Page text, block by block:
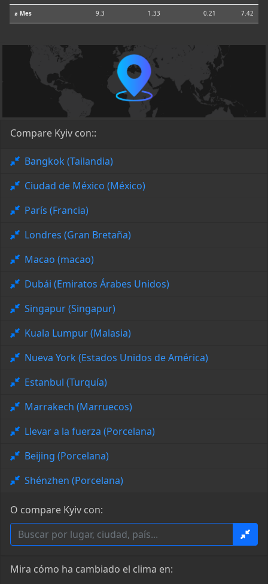
⌀ Mes 9.3 1.33 0.21 7.42
Compare Kyiv con::
Bangkok (Tailandia)
Ciudad de México (México)
París (Francia)
Londres (Gran Bretaña)
Macao (macao)
Dubái (Emiratos Árabes Unidos)
Singapur (Singapur)
Kuala Lumpur (Malasia)
Nueva York (Estados Unidos de América)
Estanbul (Turquía)
Marrakech (Marruecos)
Llevar a la fuerza (Porcelana)
Beijing (Porcelana)
Shénzhen (Porcelana)
O compare Kyiv con:
Mira cómo ha cambiado el clima en: